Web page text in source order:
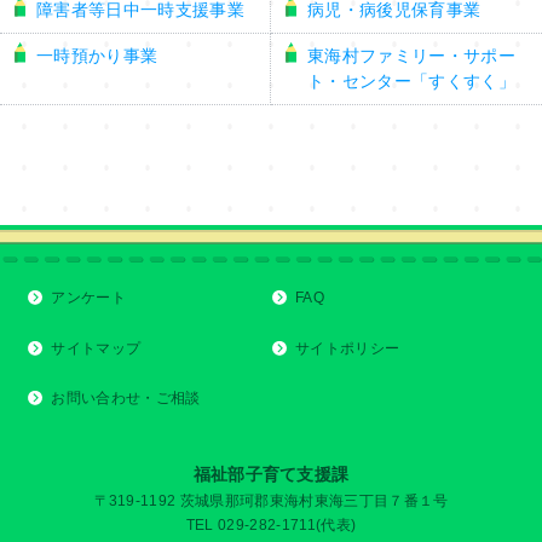
障害者等日中一時支援事業 病児・病後児保育事業
一時預かり事業
東海村ファミリー・サポー
ト・センター「すくすく」
アンケート FAQ
サイトマップ サイトポリシー
お問い合わせ・ご相談
福祉部子育て支援課
〒319-1192 茨城県那珂郡東海村東海三丁目７番１号
TEL 029-282-1711(代表)